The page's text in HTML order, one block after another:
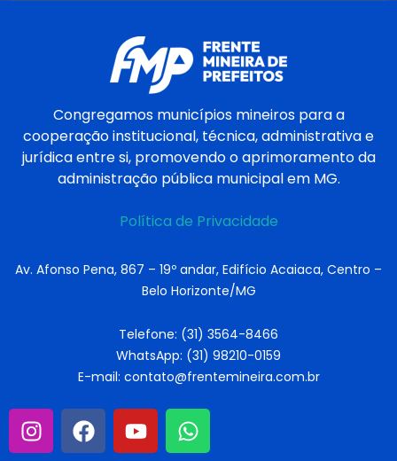
Congregamos municípios mineiros para a
cooperação institucional, técnica, administrativa e
jurídica entre si, promovendo o aprimoramento da
administração pública municipal em MG.
Política de Privacidade
Av. Afonso Pena, 867 – 19º andar, Edifício Acaiaca, Centro –
Belo Horizonte/MG
Telefone: (31) 3564-8466
WhatsApp: (31) 98210-0159
E-mail: contato@frentemineira.com.br